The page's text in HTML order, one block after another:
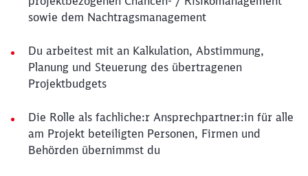
sowie dem Nachtragsmanagement
Du arbeitest mit an Kalkulation, Abstimmung,
Planung und Steuerung des übertragenen
Projektbudgets
Die Rolle als fachliche:r Ansprechpartner:in für alle
am Projekt beteiligten Personen, Firmen und
Behörden übernimmst du